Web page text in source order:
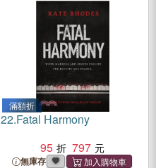
滿額折
22.Fatal Harmony
95
797
無庫存